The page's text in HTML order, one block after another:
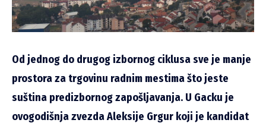
Od jednog do drugog izbornog ciklusa sve je manje
prostora za trgovinu radnim mestima što jeste
suština predizbornog zapošljavanja. U Gacku je
ovogodišnja zvezda Aleksije Grgur koji je kandidat